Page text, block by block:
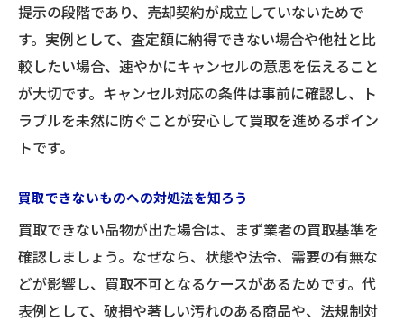
提示の段階であり、売却契約が成立していないためで
す。実例として、査定額に納得できない場合や他社と比
較したい場合、速やかにキャンセルの意思を伝えること
が大切です。キャンセル対応の条件は事前に確認し、ト
ラブルを未然に防ぐことが安心して買取を進めるポイン
トです。
買取できないものへの対処法を知ろう
買取できない品物が出た場合は、まず業者の買取基準を
確認しましょう。なぜなら、状態や法令、需要の有無な
どが影響し、買取不可となるケースがあるためです。代
表例として、破損や著しい汚れのある商品や、法規制対